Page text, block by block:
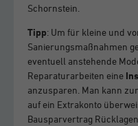
Schornstein.
Tipp: Um für kleine und
Sanierungsmaßnahmen
eventuell anstehende
Reparaturarbeiten eine
anzusparen. Man kann
auf ein Extrakonto
Bausparvertrag